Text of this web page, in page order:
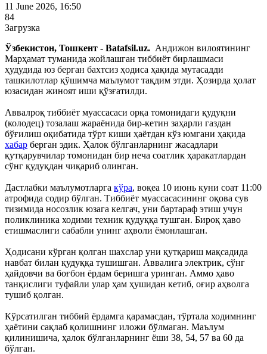
11 June 2026, 16:50
84
Загрузка
Ўзбекистон, Тошкент - Batafsil.uz. Андижон вилоятининг
Марҳамат туманида жойлашган тиббиёт бирлашмаси
ҳудудида юз берган бахтсиз ҳодиса ҳақида мутасадди
ташкилотлар қўшимча маълумот тақдим этди. Ҳозирда ҳолат
юзасидан жиноят иши қўзғатилди.
Аввалроқ тиббиёт муассасаси орқа томонидаги қудуқни
(колодец) тозалаш жараёнида бир-кетин заҳарли газдан
бўғилиш оқибатида тўрт киши ҳаётдан кўз юмгани ҳақида
хабар берган эдик. Ҳалок бўлганларнинг жасадлари
қутқарувчилар томонидан бир неча соатлик ҳаракатлардан
сўнг қудуқдан чиқариб олинган.
Дастлабки маълумотларга кўра, воқеа 10 июнь куни соат 11:00
атрофида содир бўлган. Тиббиёт муассасасининг оқова сув
тизимида носозлик юзага келгач, уни бартараф этиш учун
поликлиника ходими техник қудуққа тушган. Бироқ ҳаво
етишмаслиги сабабли унинг аҳволи ёмонлашган.
Ҳодисани кўрган қолган шахслар уни қутқариш мақсадида
навбат билан қудуққа тушишган. Аввалига электрик, сўнг
ҳайдовчи ва боғбон ёрдам беришга уринган. Аммо ҳаво
танқислиги туфайли улар ҳам ҳушидан кетиб, оғир аҳволга
тушиб қолган.
Кўрсатилган тиббий ёрдамга қарамасдан, тўртала ходимнинг
ҳаётини сақлаб қолишнинг иложи бўлмаган. Маълум
қилинишича, ҳалок бўлганларнинг ёши 38, 54, 57 ва 60 да
бўлган.